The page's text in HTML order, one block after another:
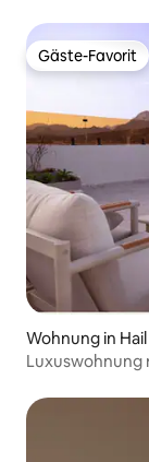
Gäste-Favorit
Gäste-Favorit
Wohnung in Hail
Luxuswohnung